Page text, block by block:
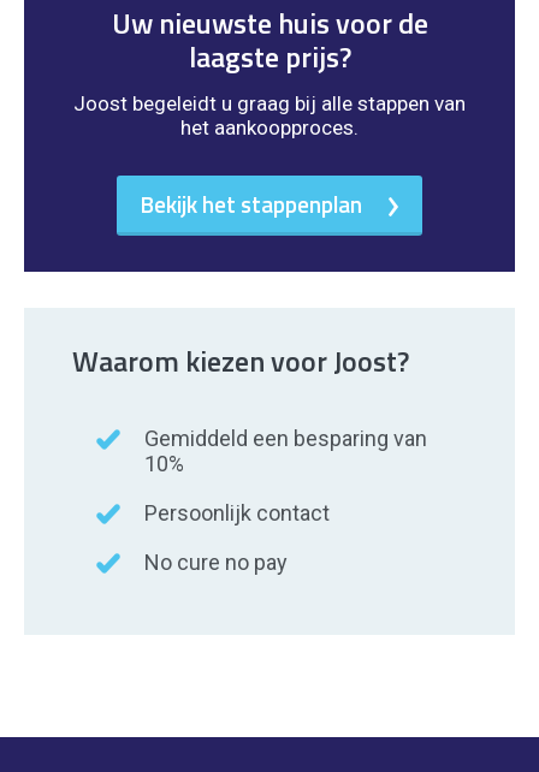
Uw nieuwste huis voor de
laagste prijs?
Joost begeleidt u graag bij alle stappen van
het aankoopproces.
Bekijk het stappenplan
Waarom kiezen voor Joost?
Gemiddeld een besparing van
10%
Persoonlijk contact
No cure no pay